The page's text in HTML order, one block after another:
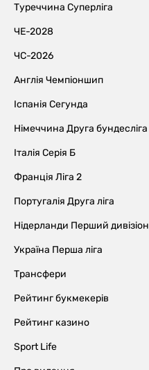
Туреччина Суперліга
ЧЕ-2028
ЧС-2026
Англія Чемпіоншип
Іспанія Сегунда
Німеччина Друга бундесліга
Італія Серія Б
Франція Ліга 2
Португалія Друга ліга
Нідерланди Перший дивізіон
Україна Перша ліга
Трансфери
Рейтинг букмекерів
Рейтинг казино
Sport Life